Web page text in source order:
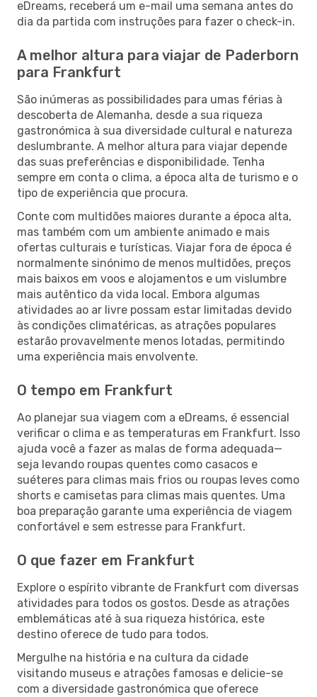
eDreams, receberá um e-mail uma semana antes do
dia da partida com instruções para fazer o check-in.
A melhor altura para viajar de Paderborn
para Frankfurt
São inúmeras as possibilidades para umas férias à
descoberta de Alemanha, desde a sua riqueza
gastronómica à sua diversidade cultural e natureza
deslumbrante. A melhor altura para viajar depende
das suas preferências e disponibilidade. Tenha
sempre em conta o clima, a época alta de turismo e o
tipo de experiência que procura.
Conte com multidões maiores durante a época alta,
mas também com um ambiente animado e mais
ofertas culturais e turísticas. Viajar fora de época é
normalmente sinónimo de menos multidões, preços
mais baixos em voos e alojamentos e um vislumbre
mais autêntico da vida local. Embora algumas
atividades ao ar livre possam estar limitadas devido
às condições climatéricas, as atrações populares
estarão provavelmente menos lotadas, permitindo
uma experiência mais envolvente.
O tempo em Frankfurt
Ao planejar sua viagem com a eDreams, é essencial
verificar o clima e as temperaturas em Frankfurt. Isso
ajuda você a fazer as malas de forma adequada—
seja levando roupas quentes como casacos e
suéteres para climas mais frios ou roupas leves como
shorts e camisetas para climas mais quentes. Uma
boa preparação garante uma experiência de viagem
confortável e sem estresse para Frankfurt.
O que fazer em Frankfurt
Explore o espírito vibrante de Frankfurt com diversas
atividades para todos os gostos. Desde as atrações
emblemáticas até à sua riqueza histórica, este
destino oferece de tudo para todos.
Mergulhe na história e na cultura da cidade
visitando museus e atrações famosas e delicie-se
com a diversidade gastronómica que oferece